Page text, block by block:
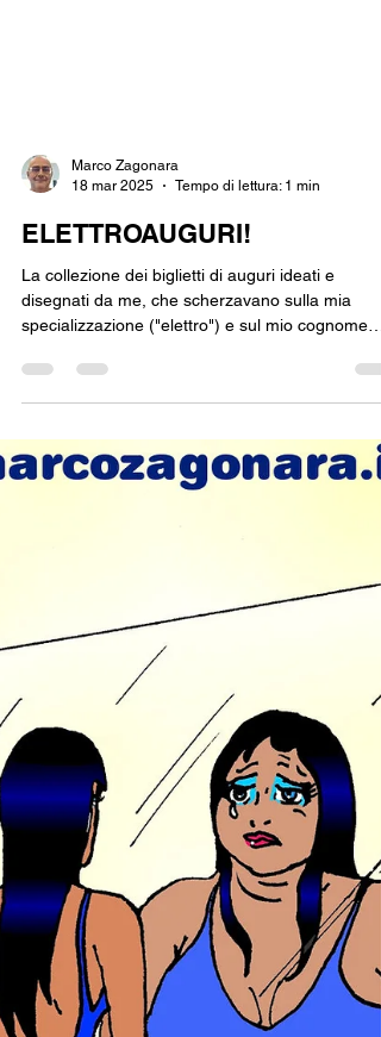
18 mar 2025
Tempo di lettura: 1 min
ELETTROAUGURI!
specializzazione ("elettro") e sul mio cognome
("onara"). Anche i soggetti religiosi sono trattati
con il massimo rispetto. Il disegno sopra ha
come vedete di seguito, una simpatica copia
dagli amici di Legolize (ora "Ugolize"): C'è un
elettroaugurio (fatto "ai tempi del coronavirus"):
per completare la collezione trovalo qui.
Zagomarco Marconara / Marco Zagonara